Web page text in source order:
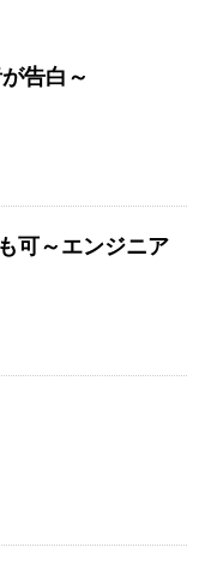
告白～
可～エンジニア